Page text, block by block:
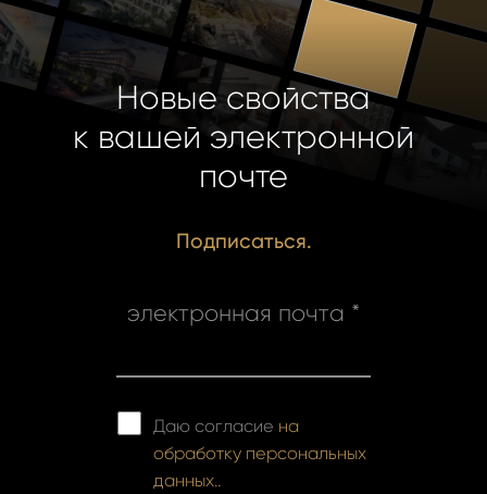
Новые свойства
к вашей электронной
почте
Подписаться.
электронная почта *
Даю согласие на
обработку персональных
данных..